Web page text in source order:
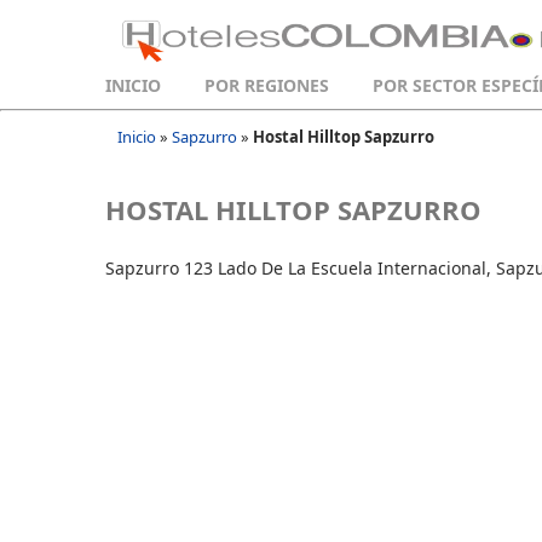
INICIO POR REGIONES POR SECTOR
Inicio» Sapzurro» Hostal Hilltop Sapzurro
HOSTAL HILLTOP SAPZURRO
Sapzurro 123 Lado De La Escuela Internacional,